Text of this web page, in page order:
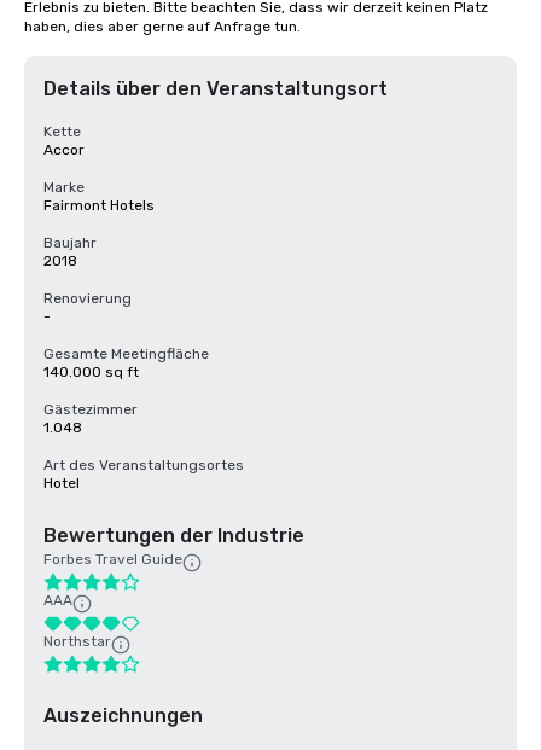
Erlebnis zu bieten. Bitte beachten Sie, dass wir derzeit keinen Platz
haben, dies aber gerne auf Anfrage tun.
Details über den Veranstaltungsort
Kette
Accor
Marke
Fairmont Hotels
Baujahr
2018
Renovierung
-
Gesamte Meetingfläche
140.000 sq ft
Gästezimmer
1.048
Art des Veranstaltungsortes
Hotel
Bewertungen der Industrie
Forbes Travel Guide
AAA
Northstar
Auszeichnungen